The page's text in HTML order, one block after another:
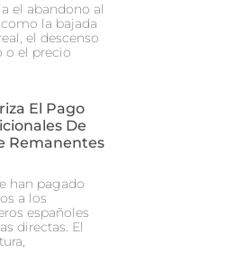
el abandono al
la bajada
el descenso
o el precio
El Pago
De
Remanentes
han pagado
a los
españoles
directas. El